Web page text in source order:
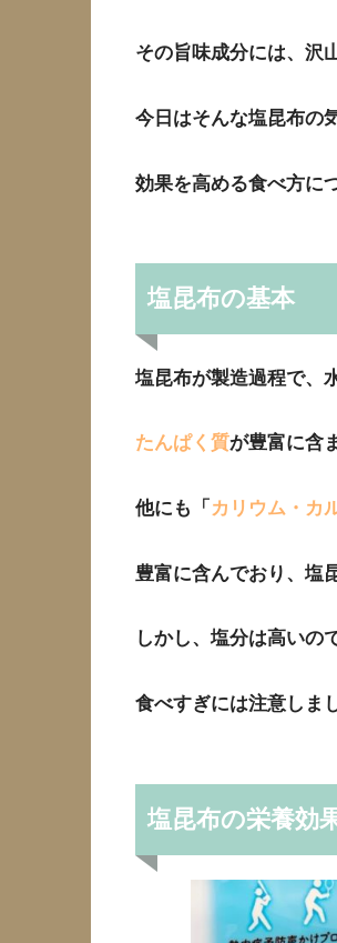
その旨味成分には、沢
今日はそんな塩昆布の
効果を高める食べ方に
塩昆布の基本
塩昆布が製造過程で、
たんぱく質が豊富に含
他にも「 カリウム・カ
豊富に含んでおり、塩
しかし、塩分は高いの
食べすぎには注意しま
塩昆布の栄養効